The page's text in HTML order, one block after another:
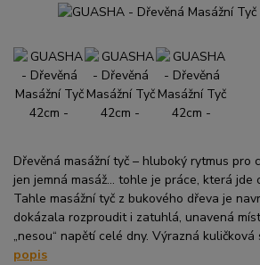
Dřevěná masážní tyč – hluboký rytmus pro
jen jemná masáž… tohle je práce, která jde
Tahle masážní tyč z bukového dřeva je
dokázala rozproudit i zatuhlá, unavená
„nesou“ napětí celé dny. Výrazná kuličková
popis